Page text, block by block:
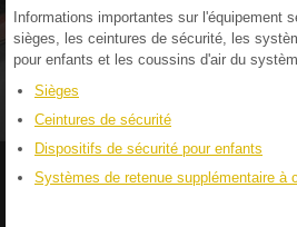
Informations importantes sur l'équipement
sièges, les ceintures de sécurité, les
pour enfants et les coussins d'air du
Sièges
Ceintures de sécurité
Dispositifs de sécurité pour enfants
Systèmes de retenue supplémentaire à